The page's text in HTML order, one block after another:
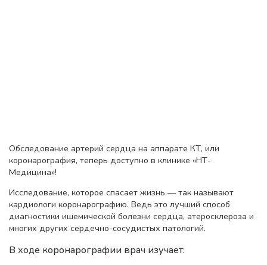
Обследование артерий сердца на аппарате КТ, или
коронарография, теперь доступно в клинике «НТ-
Медицина»!
Исследование, которое спасает жизнь — так называют
кардиологи коронарографию. Ведь это лучший способ
диагностики ишемической болезни сердца, атеросклероза и
многих других сердечно-сосудистых патологий.
В ходе коронарографии врач изучает: